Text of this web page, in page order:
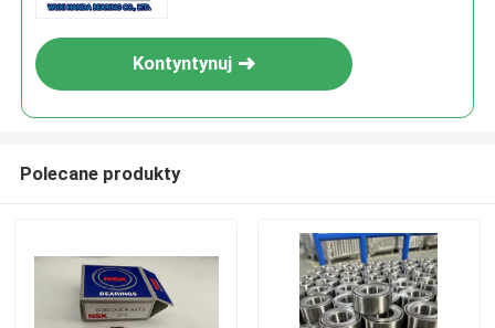
Kontyntynuj
Polecane produkty